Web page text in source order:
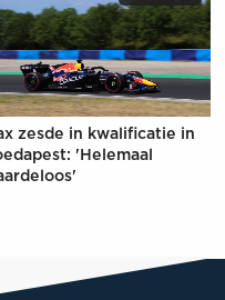
zesde in kwalificatie in
'Helemaal